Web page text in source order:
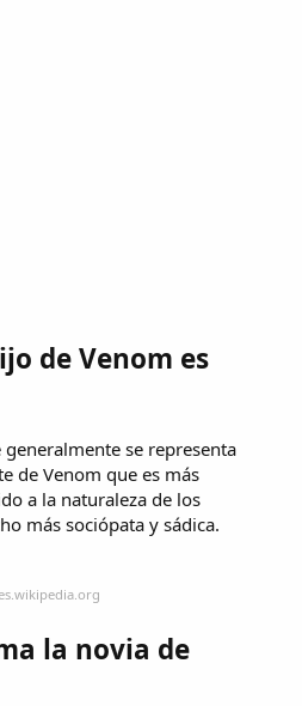
de Venom es
se representa
de Venom que es más
a la naturaleza de los
más sociópata y sádica.
la novia de